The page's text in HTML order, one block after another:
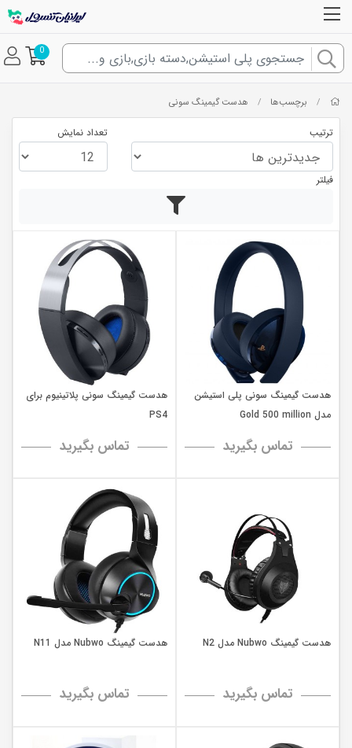
0
/ برچسب‌ها / هدست گیمینگ سونی
ترتیب تعداد نمایش
فیلتر
هدست گیمینگ سونی پلی استیشن
مدل Gold 500 million
تماس بگیرید
هدست گیمینگ سونی پلاتینیوم برای
PS4
تماس بگیرید
هدست گیمینگ Nubwo مدل N2
تماس بگیرید
هدست گیمینگ Nubwo مدل N11
تماس بگیرید